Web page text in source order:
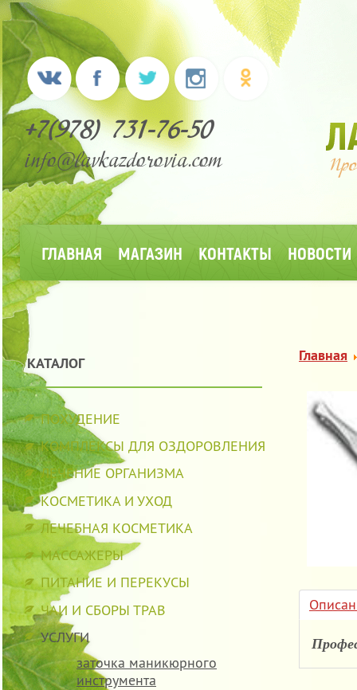
+7(978) 731-76-50
info@lavkazdorovia.com
ГЛАВНАЯ МАГАЗИН КОНТАКТЫ НОВОСТИ
КАТАЛОГ
ПОХУДЕНИЕ
КОМПЛЕКСЫ ДЛЯ ОЗДОРОВЛЕНИЯ
ЛЕЧЕНИЕ ОРГАНИЗМА
КОСМЕТИКА И УХОД
ЛЕЧЕБНАЯ КОСМЕТИКА
МАССАЖЕРЫ
ПИТАНИЕ И ПЕРЕКУСЫ
ЧАИ И СБОРЫ ТРАВ
УСЛУГИ
заточка маникюрного
инструмента
Главная